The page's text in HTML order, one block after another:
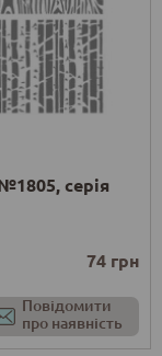
серія
74 грн
Повідомити
про наявність